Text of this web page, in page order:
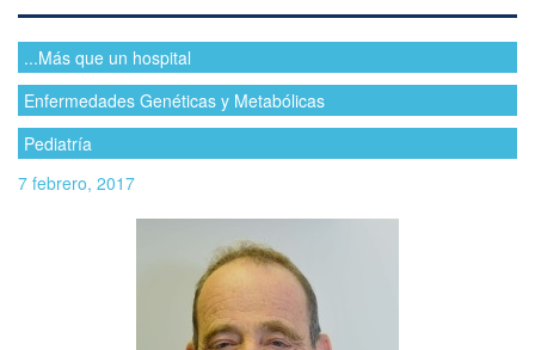
...Más que un hospital
Enfermedades Genéticas y Metabólicas
Pediatría
7 febrero, 2017